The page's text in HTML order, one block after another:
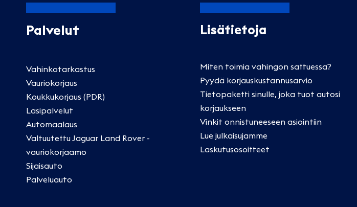
Palvelut
Vahinkotarkastus
Vauriokorjaus
Koukkukorjaus (PDR)
Lasipalvelut
Automaalaus
Valtuutettu Jaguar Land Rover -
vauriokorjaamo
Sijaisauto
Palveluauto
Lisätietoja
Miten toimia vahingon sattuessa?
Pyydä korjauskustannusarvio
Tietopaketti sinulle, joka tuot autosi
korjaukseen
Vinkit onnistuneeseen asiointiin
Lue julkaisujamme
Laskutusosoitteet